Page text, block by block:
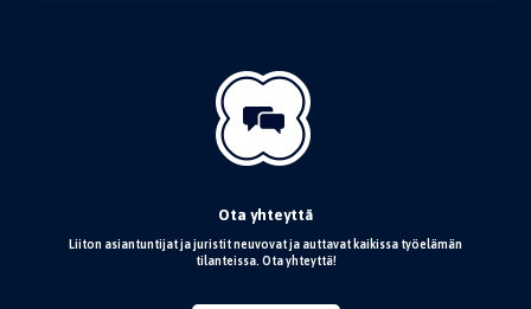
Ota yhteyttä
Liiton asiantuntijat ja juristit neuvovat ja auttavat kaikissa työelämän
tilanteissa. Ota yhteyttä!